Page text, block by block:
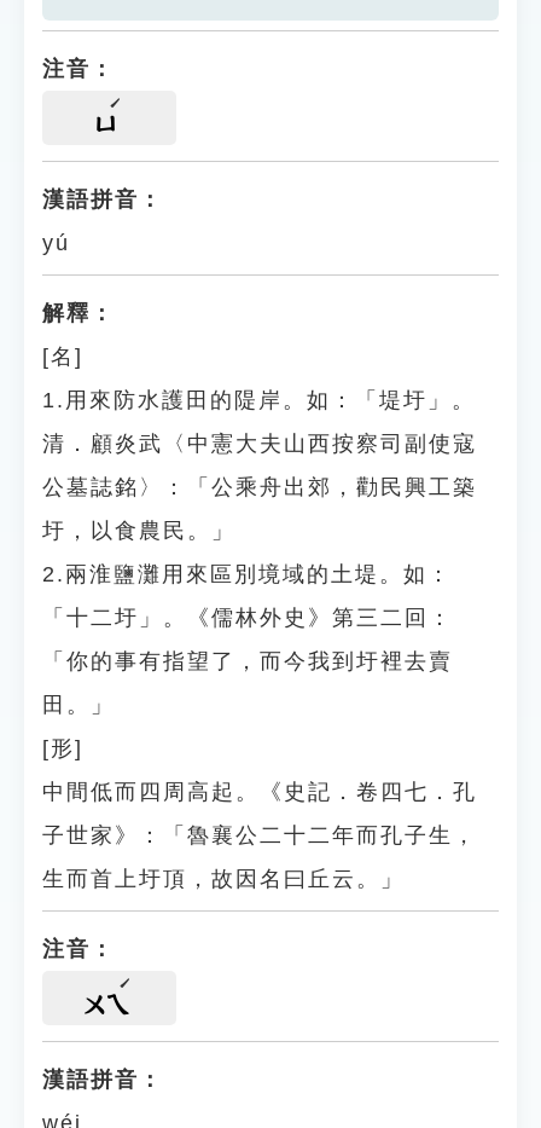
注音：
ㄩ
漢語拼音：
yú
解釋：
[名]
1.用來防水護田的隄岸。如：「堤圩」。
清．顧炎武〈中憲大夫山西按察司副使寇
公墓誌銘〉：「公乘舟出郊，勸民興工築
圩，以食農民。」
2.兩淮鹽灘用來區別境域的土堤。如：
「十二圩」。《儒林外史》第三二回：
「你的事有指望了，而今我到圩裡去賣
田。」
[形]
中間低而四周高起。《史記．卷四七．孔
子世家》：「魯襄公二十二年而孔子生，
生而首上圩頂，故因名曰丘云。」
注音：
ㄨㄟ
漢語拼音：
wéi